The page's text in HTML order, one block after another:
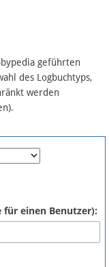
geführten
des Logbuchtyps,
werden
einen Benutzer):